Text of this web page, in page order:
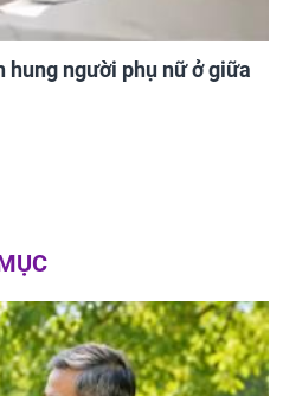
hung người phụ nữ ở giữa